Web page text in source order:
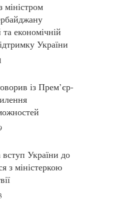
міністром
економічній
України
із Прем’єр-
України до
з міністеркою